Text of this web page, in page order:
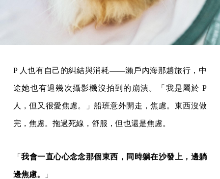
P 人也有自己的糾結與消耗——瀨戶內海那趟旅行，中
途她也有過幾次攝影機沒拍到的崩潰。「我是屬於 P
人，但又很愛焦慮。」船班意外開走，焦慮。東西沒做
完，焦慮。拖過死線，舒服，但也還是焦慮。
「我會一直心心念念那個東西，同時躺在沙發上，邊躺
邊焦慮。 」